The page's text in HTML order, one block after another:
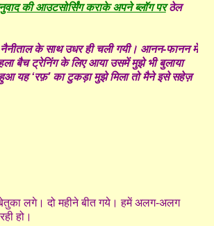
की आउटसोर्सिंग कराके अपने ब्लॉग परठेल
के साथ उधर ही चली गयी। आनन-फानन में
बैच ट्रेनिंग के लिए आया उसमें मुझे भी बुलाया
यह ‘रफ़’ का टुकड़ा मुझे मिला तो मैने इसे सहेज़
लगे। दो महीने बीत गये। हमें अलग-अलग
हो।